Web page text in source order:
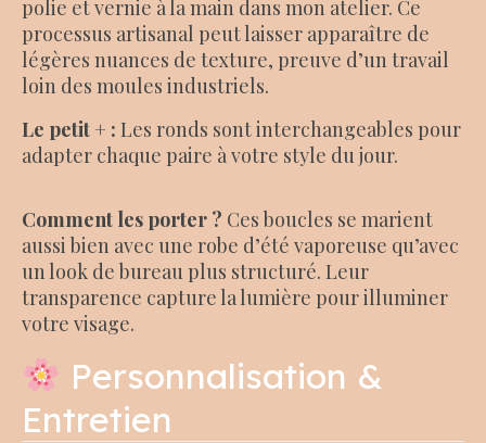
polie et vernie à la main dans mon atelier. Ce
processus artisanal peut laisser apparaître de
légères nuances de texture, preuve d’un travail
loin des moules industriels.
Le petit + : Les ronds sont interchangeables pour
adapter chaque paire à votre style du jour.
Comment les porter ? Ces boucles se marient
aussi bien avec une robe d’été vaporeuse qu’avec
un look de bureau plus structuré. Leur
transparence capture la lumière pour illuminer
votre visage.
Personnalisation &
Entretien